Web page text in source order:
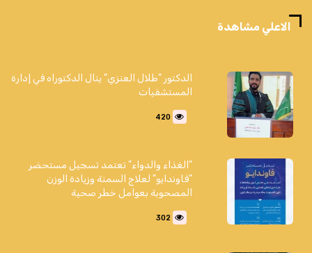
الاعلي مشاهدة
الدكتور "طلال العنزي" ينال الدكتوراه في إدارة
المستشفيات
420
"الغذاء والدواء" تعتمد تسجيل مستحضر
"فاوندايو" لعلاج السمنة وزيادة الوزن
المصحوبة بعوامل خطر صحية
302